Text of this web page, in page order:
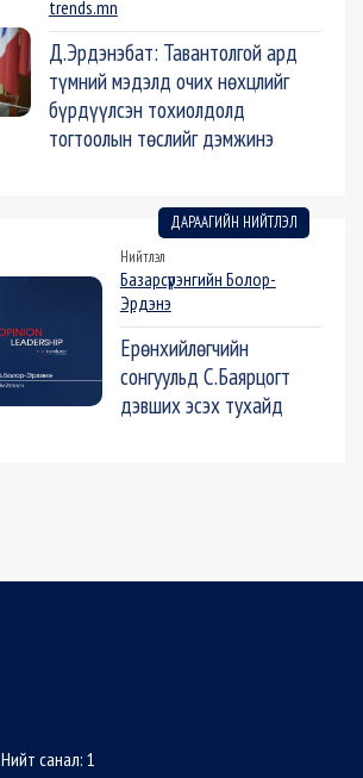
trends.mn
Д.Эрдэнэбат: Тавантолгой ард
түмний мэдэлд очих нөхцлийг
бүрдүүлсэн тохиолдолд
тогтоолын төслийг дэмжинэ
ДАРААГИЙН НИЙТЛЭЛ
Нийтлэл
Базарсүрэнгийн Болор-
Эрдэнэ
Ерөнхийлөгчийн
сонгуульд С.Баярцогт
дэвших эсэх тухайд
Нийт санал: 1